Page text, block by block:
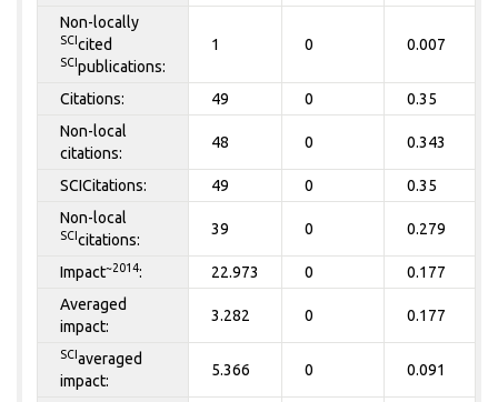
Non-locally
SCIcited
SCIpublications:
1 0 0.007
Citations: 49 0 0.35
Non-local
citations:
48 0 0.343
SCICitations: 49 0 0.35
Non-local
SCIcitations:
39 0 0.279
Impact~2014: 22.973 0 0.177
Averaged
impact:
3.282 0 0.177
SCIaveraged
impact:
5.366 0 0.091